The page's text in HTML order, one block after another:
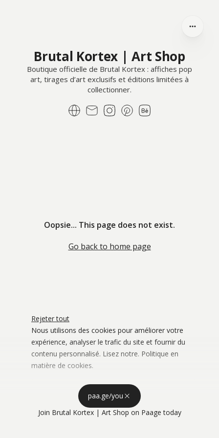
Rejeter tout
Nous utilisons des cookies pour améliorer votre
expérience, analyser le trafic du site et fournir du
contenu personnalisé. Lisez notre. Politique en
matière de cookies.
Stockage publicitairePersonnaliser
Accepter tout
Brutal Kortex | Art Shop
Boutique officielle de Brutal Kortex : affiches pop
art, tirages d’art exclusifs et éditions limitées à
collectionner.
Oopsie... This page does not exist.
Go back to home page
paa.ge/you
Join Brutal Kortex | Art Shop on Paage today